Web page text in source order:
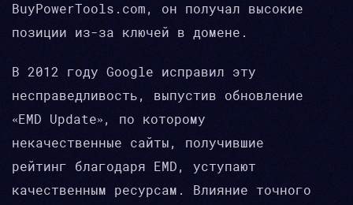
BuyPowerTools.com, он получал высокие
позиции из-за ключей в домене.
В 2012 году Google исправил эту
несправедливость, выпустив обновление
«EMD Update», по которому
некачественные сайты, получившие
рейтинг благодаря EMD, уступают
качественным ресурсам. Влияние точного